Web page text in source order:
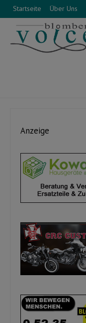
Startseite Über Uns
Anzeige